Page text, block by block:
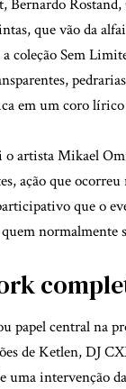
que vão da
coleção Sem
em um coro
artista Mikael
ação que
que o
normalmente
papel central na
de Ketlen, DJ
uma intervenção